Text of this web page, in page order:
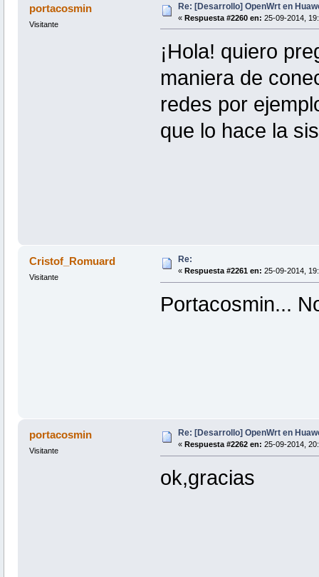
portacosmin
Visitante
Re: [Desarrollo] OpenWrt en
« Respuesta #2260 en: 25-09-2014,
¡Hola! quiero
maniera de
redes por
que lo hace la
Cristof_Romuard
Visitante
Re:
« Respuesta #2261 en: 25-09-2014,
Portacosmin...
portacosmin
Visitante
Re: [Desarrollo] OpenWrt en
« Respuesta #2262 en: 25-09-2014,
ok,gracias